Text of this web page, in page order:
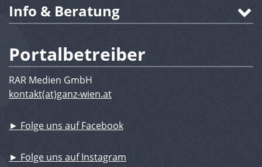
Info & Beratung
Portalbetreiber
RAR Medien GmbH
kontakt(at)ganz-wien.at
► Folge uns auf Facebook
► Folge uns auf Instagram